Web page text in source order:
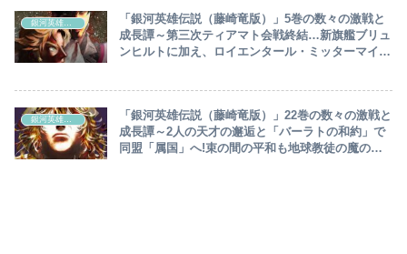
銀河英雄伝説
「銀河英雄伝説（藤崎竜版）」5巻の数々の激戦と
成長譚～第三次ティアマト会戦終結…新旗艦ブリュ
ンヒルトに加え、ロイエンタール・ミッターマイヤ
銀河英雄伝説
「銀河英雄伝説（藤崎竜版）」22巻の数々の激戦と
成長譚～2人の天才の邂逅と「バーラトの和約」で
同盟「属国」へ!束の間の平和も地球教徒の魔の手